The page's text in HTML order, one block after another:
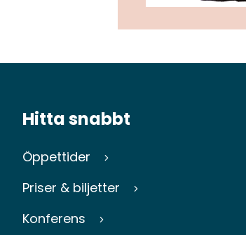
Hitta snabbt
Öppettider
Priser & biljetter
Konferens